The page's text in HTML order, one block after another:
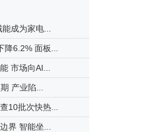
成为家电...
6.2% 面板...
市场向AI...
产业陷...
10批次快热...
界 智能坐...